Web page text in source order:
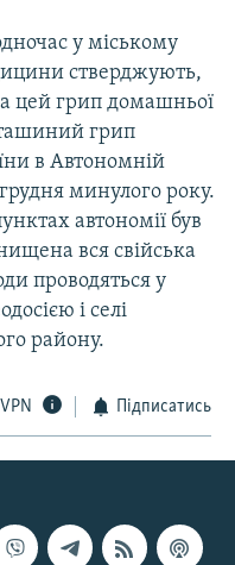
у міському
стверджують,
цей грип домашньої
грип
в Автономній
минулого року.
автономії був
вся свійська
проводяться у
і селі
району.
Підписатись